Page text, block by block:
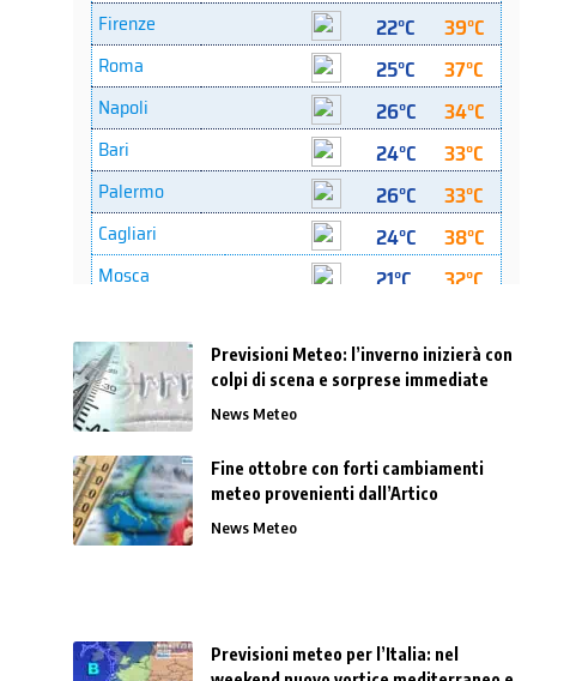
Previsioni Meteo: l’inverno inizierà con
colpi di scena e sorprese immediate
News Meteo
Fine ottobre con forti cambiamenti
meteo provenienti dall’Artico
News Meteo
Previsioni meteo per l’Italia: nel